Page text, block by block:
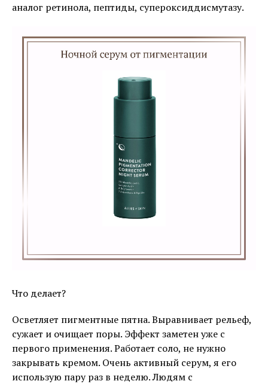
аналог ретинола, пептиды, супероксиддисмутазу.
Что делает?
Осветляет пигментные пятна. Выравнивает рельеф,
сужает и очищает поры. Эффект заметен уже с
первого применения. Работает соло, не нужно
закрывать кремом. Очень активный серум, я его
использую пару раз в неделю. Людям с